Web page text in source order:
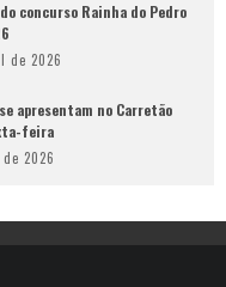
concurso Rainha do Pedro
de 2026
apresentam no Carretão
feira
2026